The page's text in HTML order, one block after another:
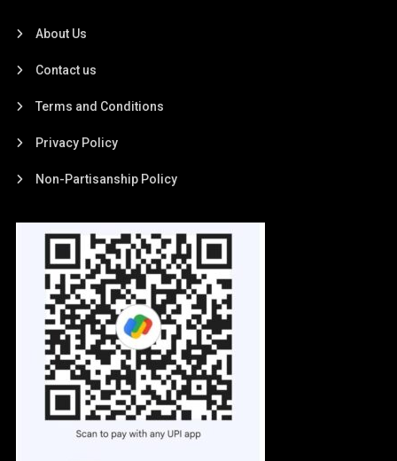
About Us
Contact us
Terms and Conditions
Privacy Policy
Non-Partisanship Policy